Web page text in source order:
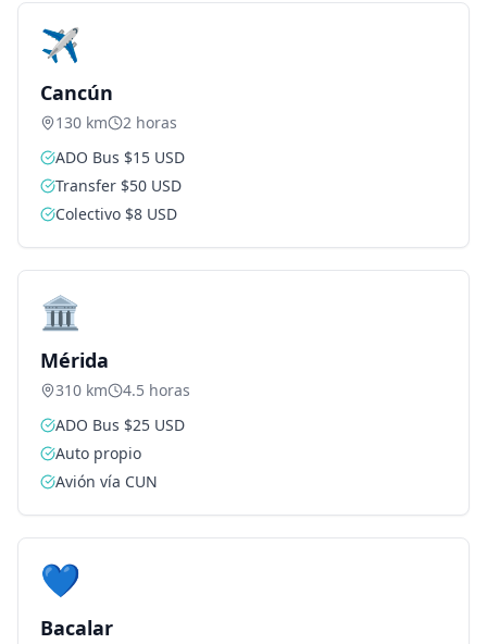
✈️
Cancún
130 km
2 horas
ADO Bus $15 USD
Transfer $50 USD
Colectivo $8 USD
🏛️
Mérida
310 km
4.5 horas
ADO Bus $25 USD
Auto propio
Avión vía CUN
💙
Bacalar